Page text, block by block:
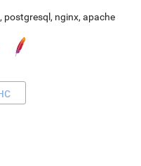
, postgresql, nginx, apache